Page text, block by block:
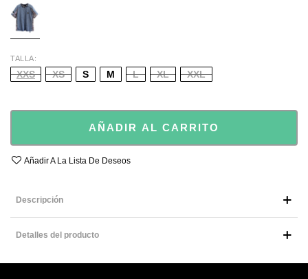
TALLA
XXS XS S M L XL XXL
AÑADIR AL CARRITO
Añadir A La Lista De Deseos
Descripción
Detalles del producto